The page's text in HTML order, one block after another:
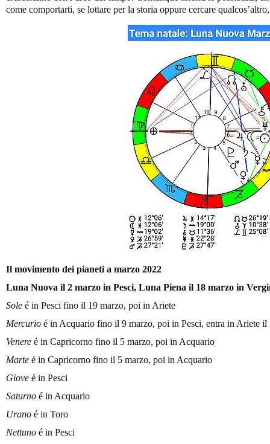
come comportarti, se lottare per la storia oppure cercare
Il movimento dei pianeti a marzo 2022
Luna Nuova il 2 marzo in Pesci, Luna Piena il 18 marzo in
Sole é in Pesci fino il 19 marzo, poi in Ariete
Mercurio é in Acquario fino il 9 marzo, poi in Pesci, entra in Ariete il
Venere é in Capricorno fino il 5 marzo, poi in Acquario
Marte é in Capricorno fino il 5 marzo, poi in Acquario
Giove é in Pesci
Saturno é in Acquario
Urano é in Toro
Nettuno é in Pesci